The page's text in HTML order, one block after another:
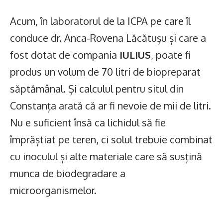
Acum, în laboratorul de la ICPA pe care îl
conduce dr. Anca-Rovena Lăcătușu și care a
fost dotat de compania IULIUS, poate fi
produs un volum de 70 litri de biopreparat
săptămânal. Și calculul pentru situl din
Constanța arată că ar fi nevoie de mii de litri.
Nu e suficient însă ca lichidul să fie
împrăștiat pe teren, ci solul trebuie combinat
cu inoculul și alte materiale care să susțină
munca de biodegradare a
microorganismelor.